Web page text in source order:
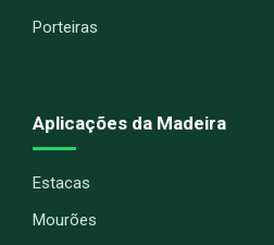
Porteiras
Aplicações da Madeira
Estacas
Mourões